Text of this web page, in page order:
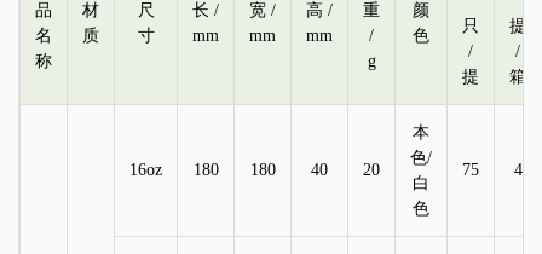
品
名
称
材
质
尺
寸
长 /
mm
宽 /
mm
高 /
mm
重
/
g
颜
色
只
/
提
提
/
箱
16oz 180 180 40 20
本
色/
白
色
75 4